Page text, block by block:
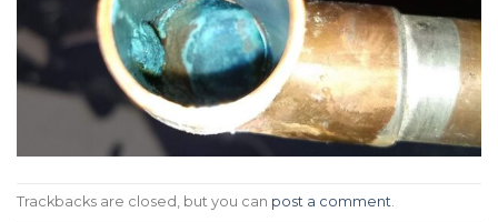
Trackbacks are closed, but you can post a comment.